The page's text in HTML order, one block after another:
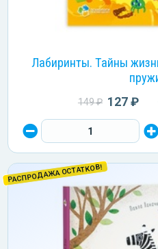
Лабиринты. Тайны
149 ₽ 127 ₽
РАСПРОДАЖА ОСТАТКОВ!